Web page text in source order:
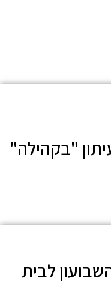
"בקהילה"
לבית